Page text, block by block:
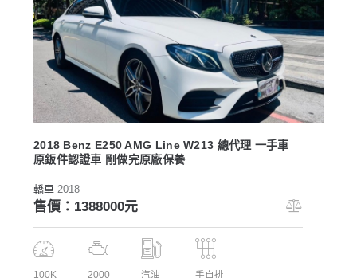
2018 Benz E250 AMG Line W213 總代理 一手車
原鈑件認證車 剛做完原廠保養
轎車 2018
售價：1388000元
100K 2000 汽油 手自排